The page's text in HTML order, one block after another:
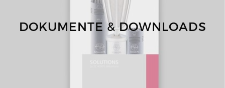
DOKUMENTE & DOWNLOADS